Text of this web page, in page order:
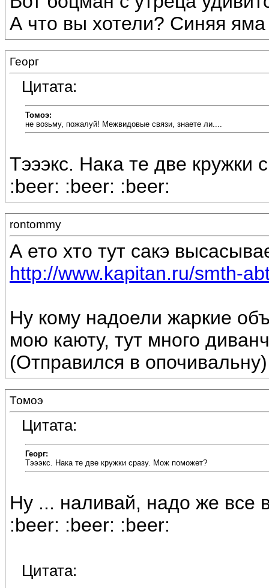
А что вы хотели? Синяя
Георг
Цитата:
Томоэ:
не возьму, пожалуй! Межвидовые связи, знаете ли....
Тэээкс. Нака те две
:beer: :beer: :beer:
rontommy
А ето хто тут сакэ
http://www.kapitan.ru/smth-
Ну кому надоели жаркие
мою каюту, тут много
(Отправился в опочивальну)
Томоэ
Цитата:
Георг:
Тэээкс. Нака те две кружки сразу. Мож поможет?
Ну ... наливай, надо же все
:beer: :beer: :beer:
Цитата: